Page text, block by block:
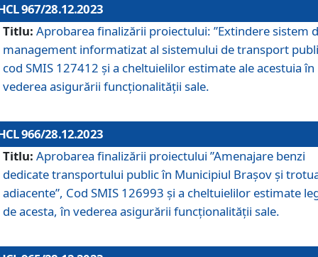
967/28.12.2023
Titlu: Aprobarea finalizării proiectului: ”Extindere sistem
management informatizat al sistemului de transport
cod SMIS 127412 și a cheltuielilor estimate ale acestuia în
vederea asigurării funcționalității sale.
966/28.12.2023
Titlu: Aprobarea finalizării proiectului ”Amenajare benzi
dedicate transportului public în Municipiul Brașov şi
adiacente”, Cod SMIS 126993 și a cheltuielilor estimate
de acesta, în vederea asigurării funcționalității sale.